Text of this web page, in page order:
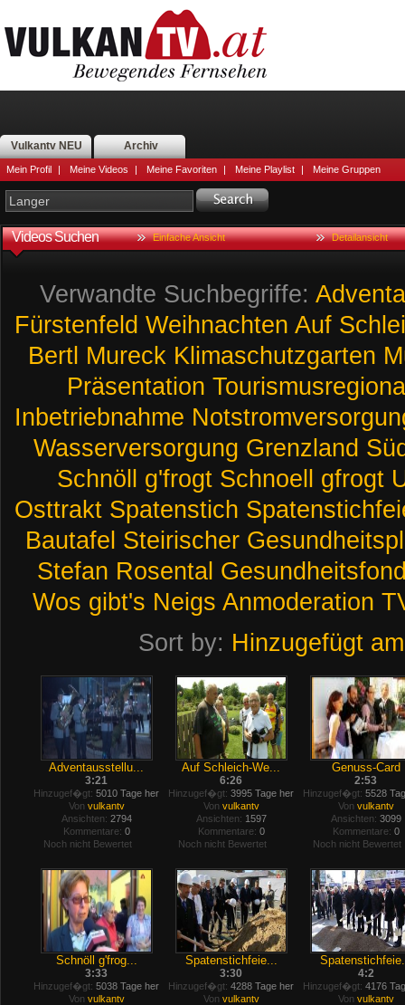
Vulkantv NEU Archiv
Mein Profil | Meine Videos | Meine Favoriten | Meine Playlist | Meine Gruppen
Videos Suchen Einfache Ansicht Detailansicht
Verwandte Suchbegriffe:
Fürstenfeld Weihnachten Auf
Bertl Mureck Klimaschutzgarten
Präsentation
Inbetriebnahme
Wasserversorgung Grenzland
Schnöll
g'frogt Schnoell gfrogt
Osttrakt Spatenstich
Bautafel Steirischer
Stefan Rosental
Wos gibt's Neigs Anmoderation
Sort by: Hinzugefügt am
Adventausstellu...
3:21
Hinzugef�gt: 5010 Tage her
Von vulkantv
Ansichten: 2794
Kommentare: 0
Noch nicht Bewertet
Auf Schleich-We...
6:26
Hinzugef�gt: 3995 Tage her
Von vulkantv
Ansichten: 1597
Kommentare: 0
Noch nicht Bewertet
Genuss-Card
2:53
Hinzugef�gt: 5528
Von vulkantv
Ansichten: 3099
Kommentare: 0
Noch nicht Bewertet
Schnöll g'frog...
3:33
Hinzugef�gt: 5038 Tage her
Von vulkantv
Spatenstichfeie...
3:30
Hinzugef�gt: 4288 Tage her
Von vulkantv
4:2
Hinzugef�gt: 4176
Von vulkantv